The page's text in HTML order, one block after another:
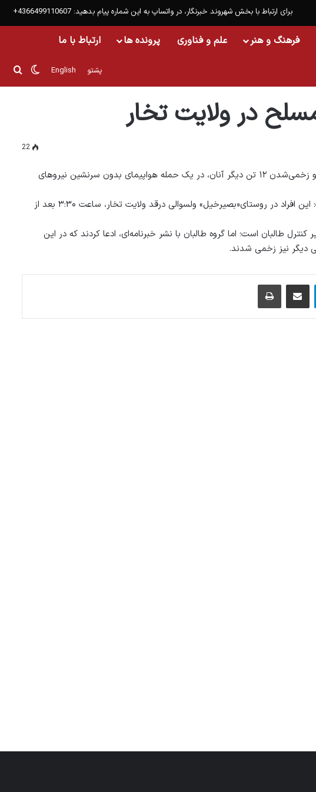
برای ارتباط با بخش شهروند خبرنگار، در واتساپ به این شماره پیام بدهید: 4366499110607+
فرهنگ و هنر علم و فناوری پرونده ها ارتباط با ما
English پشتو تغییر
22
پولیس شمال‌شرق کشور، از کشته‌شدن ۱۵ مخالف مسلح و زخمی‌شدن ۱۲ تن دیگر آنان، در یک حمله هواپیمای بدون ‌سرنشین نیروهای
محفوظ‌الله اکبری، سخنگوی پولیس شمال‌شرق کشور گفت: این افراد در روستای«بصیرخیل» ولسوالی درقد ولایت تخار، ساعت ۳:۳۰ بعد از
طالبان است؛ اما گروه طالبان با نشر خبرنامه‌ای، ادعا کردند که در این
تلگرام اشتراک گذاری از طریق ایمیل